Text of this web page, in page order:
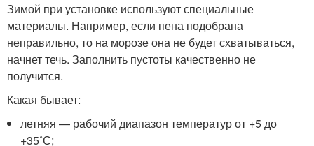
Зимой при установке используют специальные
материалы. Например, если пена подобрана
неправильно, то на морозе она не будет схватываться,
начнет течь. Заполнить пустоты качественно не
получится.
Какая бывает:
летняя — рабочий диапазон температур от +5 до
+35˚С;